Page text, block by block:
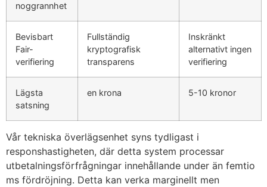
noggrannhet
Bevisbart
Fair-
verifiering
Fullständig
kryptografisk
transparens
Inskränkt
alternativt ingen
verifiering
Lägsta
satsning
en krona 5-10 kronor
Vår tekniska överlägsenhet syns tydligast i
responshastigheten, där detta system processar
utbetalningsförfrågningar innehållande under än femtio
ms fördröjning. Detta kan verka marginellt men